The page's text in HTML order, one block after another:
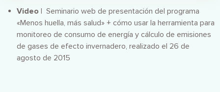
Video | Seminario web de presentación del programa
«Menos huella, más salud» + cómo usar la herramienta para
monitoreo de consumo de energía y cálculo de emisiones
de gases de efecto invernadero, realizado el 26 de
agosto de 2015